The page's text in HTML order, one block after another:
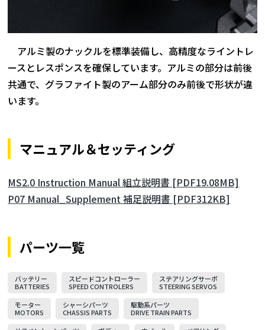
アルミ製のナックルを標準装備し、高精度なライントレ
ースとレスポンスを確保しています。アルミの部分は前後
共通で、グラファイト製のアーム部分のみ前後で形状が違
います。
マニュアル＆セッティング
MS2.0 Instruction Manual 組立説明書 [PDF19.08MB]
P07 Manual_Supplement 補足説明書 [PDF312KB]
パーツ一覧
バッテリー
BATTERIES
スピードコントローラー
SPEED CONTROLERS
ステアリングサーボ
STEERING SERVOS
モーター
MOTORS
シャーシパーツ
CHASSIS PARTS
駆動系パーツ
DRIVE TRAIN PARTS